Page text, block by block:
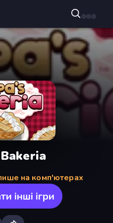
на комп'ютерах
інші ігри